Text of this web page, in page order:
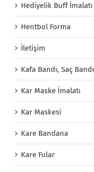
Hediyelik Buff İmalatı
Hentbol Forma
İletişim
Kafa Bandı, Saç Bandı
Kar Maske İmalatı
Kar Maskesi
Kare Bandana
Kare Fular